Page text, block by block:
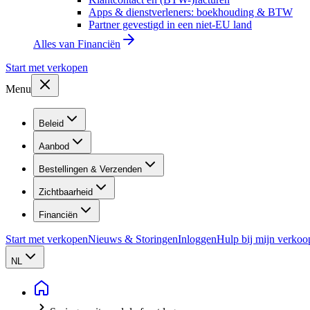
Apps & dienstverleners: boekhouding & BTW
Partner gevestigd in een niet-EU land
Alles van Financiën
Start met verkopen
Menu
Beleid
Aanbod
Bestellingen & Verzenden
Zichtbaarheid
Financiën
Start met verkopenNieuws & StoringenInloggenHulp bij mijn
NL